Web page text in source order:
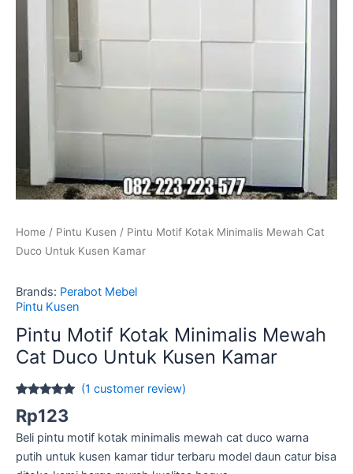
Home / Pintu Kusen / Pintu Motif Kotak Minimalis Mewah Cat
Duco Untuk Kusen Kamar
Brands: Perabot Mebel
Pintu Kusen
Pintu Motif Kotak Minimalis Mewah
Cat Duco Untuk Kusen Kamar
out of 5
based on
customer
rating
(1 customer review)
Rp123
Beli pintu motif kotak minimalis mewah cat duco warna
putih untuk kusen kamar tidur terbaru model daun catur bisa